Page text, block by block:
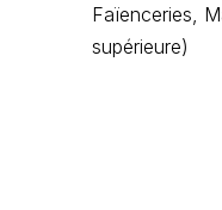
Faïenceries,
supérieure)